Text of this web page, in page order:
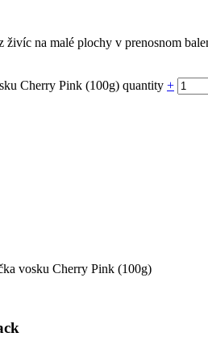
živíc na malé plochy v prenosnom
Cherry Pink (100g) quantity +
vosku Cherry Pink (100g)